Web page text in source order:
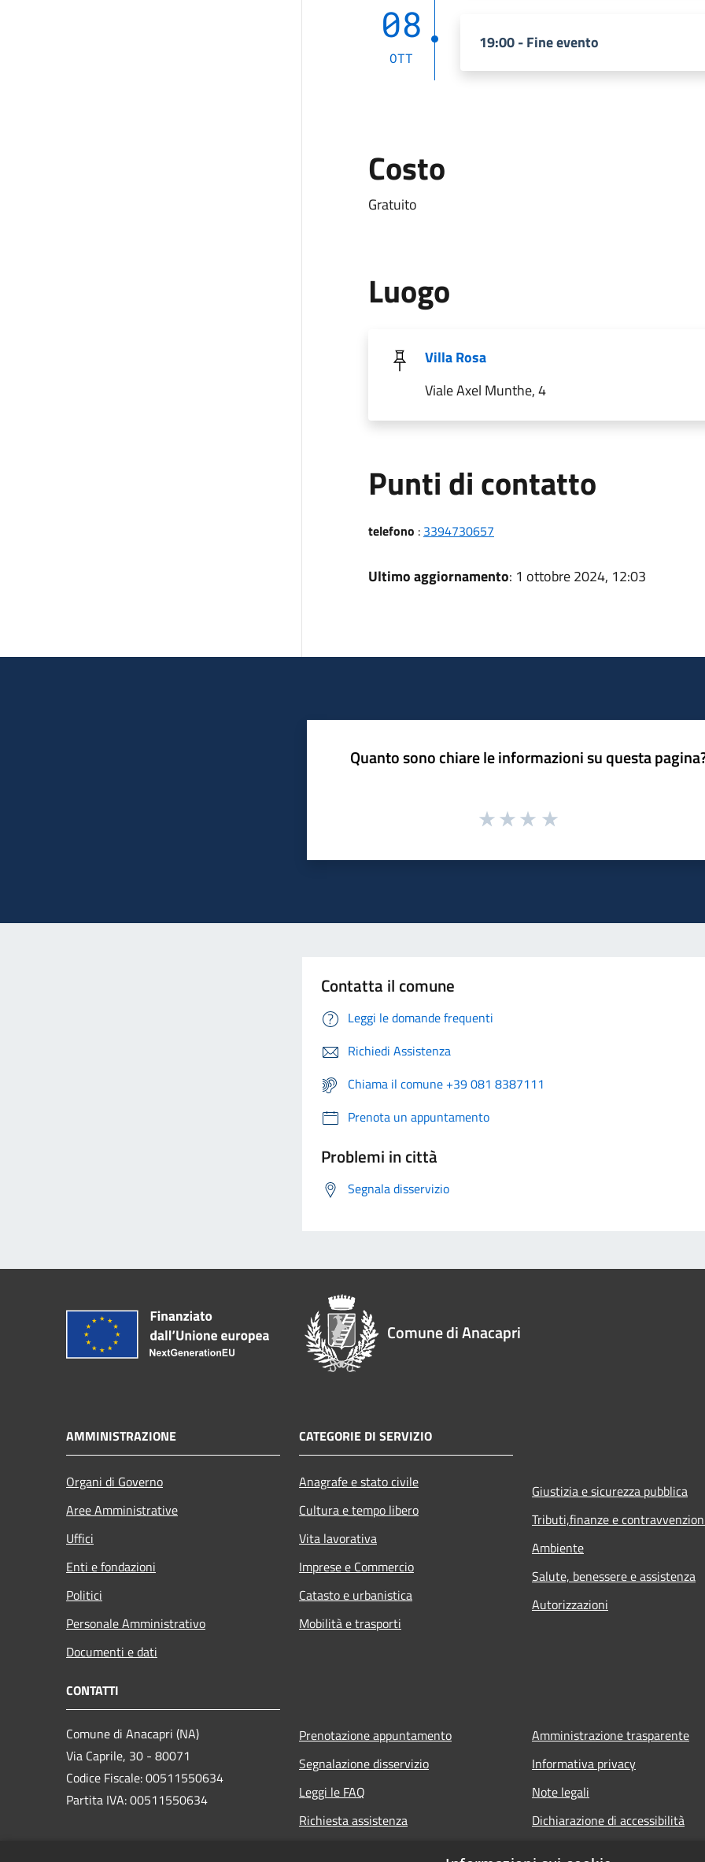
08
OTT
19:00 - Fine evento
Costo
Gratuito
Luogo
Villa Rosa
Viale Axel Munthe, 4
Punti di contatto
telefono : 3394730657
Ultimo aggiornamento: 1 ottobre 2024, 12:03
Quanto sono chiare le informazioni su questa
Contatta il comune
Leggi le domande frequenti
Richiedi Assistenza
Chiama il comune +39 081 8387111
Prenota un appuntamento
Problemi in città
Segnala disservizio
Comune di Anacapri
AMMINISTRAZIONE
Organi di Governo
Aree Amministrative
Uffici
Enti e fondazioni
Politici
Personale Amministrativo
Documenti e dati
CATEGORIE DI SERVIZIO
Anagrafe e stato civile
Cultura e tempo libero
Vita lavorativa
Imprese e Commercio
Catasto e urbanistica
Mobilità e trasporti
Giustizia e sicurezza pubblica
Tributi,finanze e
Ambiente
Salute, benessere e assistenza
Autorizzazioni
CONTATTI
Comune di Anacapri (NA)
Via Caprile, 30 - 80071
Codice Fiscale: 00511550634
Partita IVA: 00511550634
Prenotazione appuntamento
Segnalazione disservizio
Leggi le FAQ
Richiesta assistenza
Amministrazione trasparente
Informativa privacy
Note legali
Dichiarazione di accessibilità